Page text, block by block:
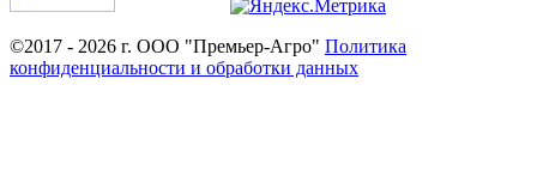
©2017 - 2026 г. ООО "Премьер-Агро" Политика
конфиденциальности и обработки данных